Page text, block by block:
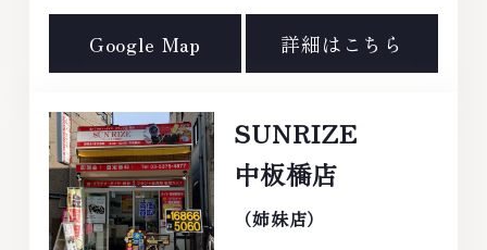
Google Map 詳細はこちら
SUNRIZE
中板橋店
（姉妹店）